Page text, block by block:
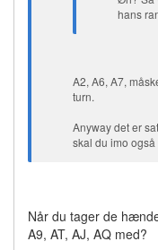
hans
A2, A6, A7,
turn.
Anyway det er
skal du imo
Når du tager de
A9, AT, AJ, AQ med?